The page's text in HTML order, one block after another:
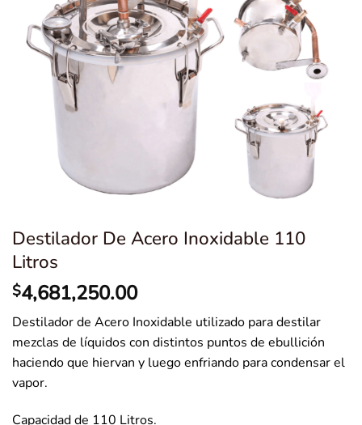
Destilador De Acero Inoxidable 110
Litros
$4,681,250.00
Destilador de Acero Inoxidable utilizado para destilar
mezclas de líquidos con distintos puntos de ebullición
haciendo que hiervan y luego enfriando para condensar el
vapor.
Capacidad de 110 Litros.